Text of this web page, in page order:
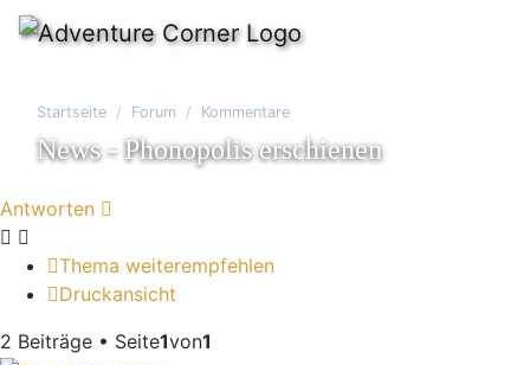
Startseite Forum Kommentare
News - Phonopolis erschienen
Antworten
Thema weiterempfehlen
Druckansicht
2 Beiträge • Seite1von1